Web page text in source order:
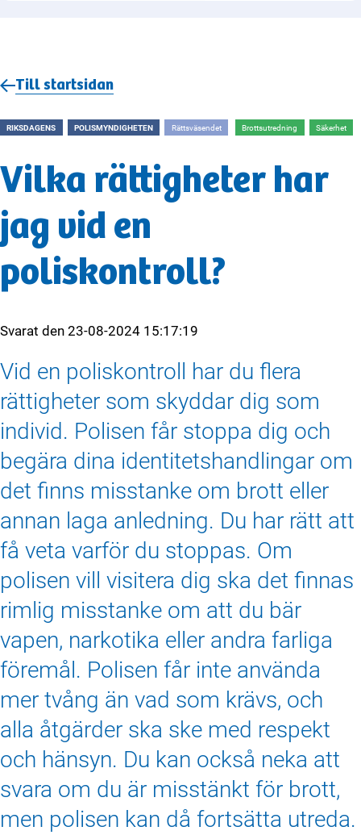
Till startsidan
RIKSDAGENS POLISMYNDIGHETEN Rättsväsendet Brottsutredning Säkerhet
Vilka rättigheter har
jag vid en
poliskontroll?
Svarat den23-08-2024 15:17:19
Vid en poliskontroll har du flera
rättigheter som skyddar dig som
individ. Polisen får stoppa dig och
begära dina identitetshandlingar om
det finns misstanke om brott eller
annan laga anledning. Du har rätt att
få veta varför du stoppas. Om
polisen vill visitera dig ska det finnas
rimlig misstanke om att du bär
vapen, narkotika eller andra farliga
föremål. Polisen får inte använda
mer tvång än vad som krävs, och
alla åtgärder ska ske med respekt
och hänsyn. Du kan också neka att
svara om du är misstänkt för brott,
men polisen kan då fortsätta utreda.